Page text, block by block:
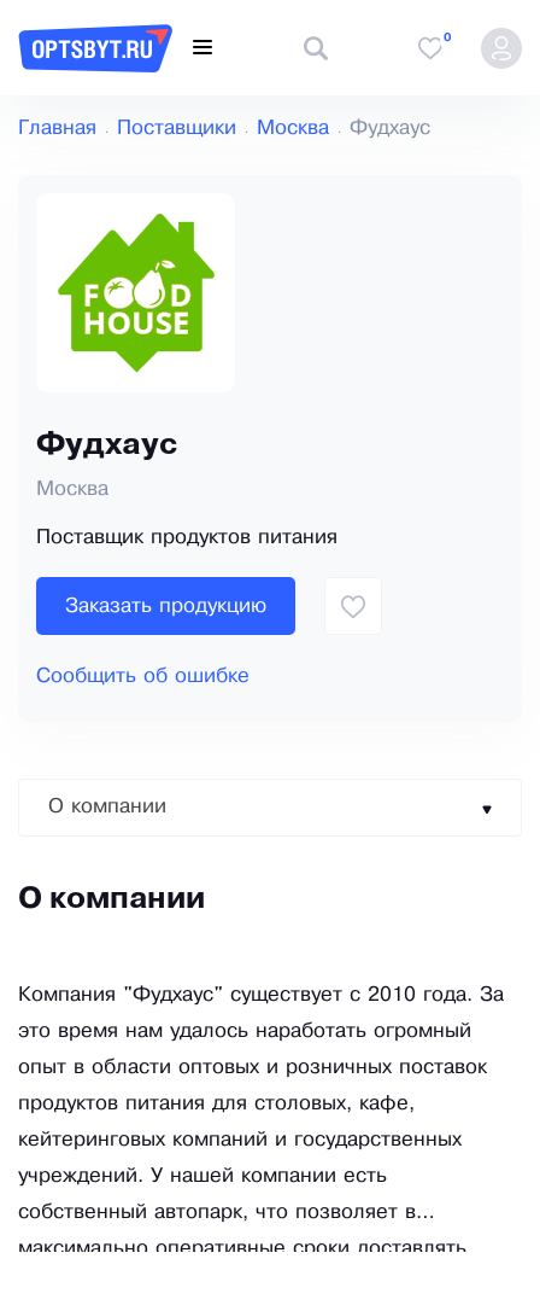
0
Главная Поставщики Москва Фудхаус
Фудхаус
Москва
Поставщик продуктов питания
Заказать продукцию
Сообщить об ошибке
О компании
О компании
Компания "Фудхаус" существует с 2010 года. За
это время нам удалось наработать огромный
опыт в области оптовых и розничных поставок
продуктов питания для столовых, кафе,
кейтеринговых компаний и государственных
учреждений. У нашей компании есть
собственный автопарк, что позволяет в
максимально оперативные сроки доставлять